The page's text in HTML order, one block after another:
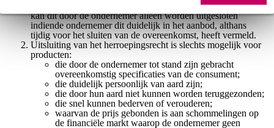
Indien de consument niet over een herroepingsrecht beschikt,
kan dit door de ondernemer alleen worden uitgesloten
indiende ondernemer dit duidelijk in het aanbod, althans
tijdig voor het sluiten van de overeenkomst, heeft vermeld.
Uitsluiting van het herroepingsrecht is slechts mogelijk voor
producten:
die door de ondernemer tot stand zijn gebracht
overeenkomstig specificaties van de consument;
die duidelijk persoonlijk van aard zijn;
die door hun aard niet kunnen worden teruggezonden;
die snel kunnen bederven of verouderen;
waarvan de prijs gebonden is aan schommelingen op
de financiële markt waarop de ondernemer geen